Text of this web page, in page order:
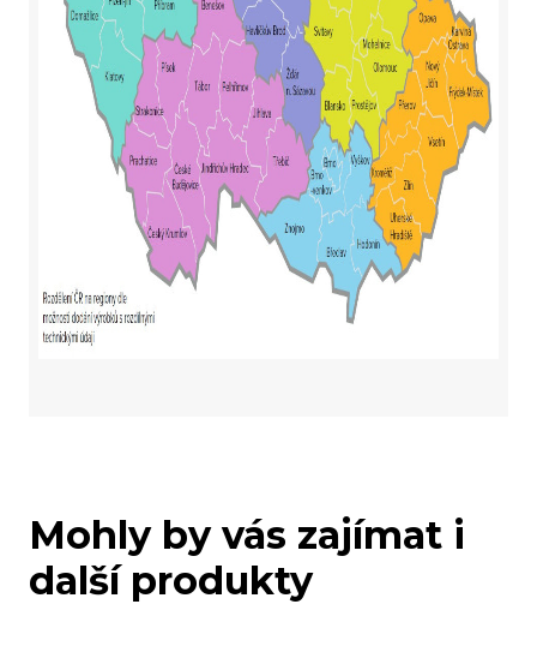
Mohly by vás zajímat i
další produkty